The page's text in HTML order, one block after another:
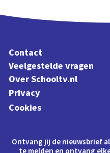
Contact
Veelgestelde vragen
Over Schooltv.nl
Privacy
Cookies
Ontvang jij de nieuwsbrief